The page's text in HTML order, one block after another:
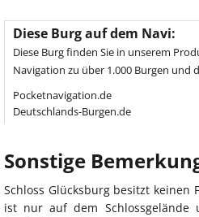
Diese Burg auf dem Navi:
Diese Burg finden Sie in unserem
Navigation zu über 1.000 Burgen und
Pocketnavigation.de
Deutschlands-Burgen.de
Sonstige
Schloss Glücksburg besitzt
ist nur auf dem Schlossgelände